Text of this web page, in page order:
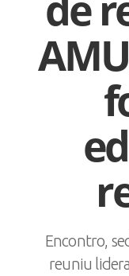
Encontro,
reuniu